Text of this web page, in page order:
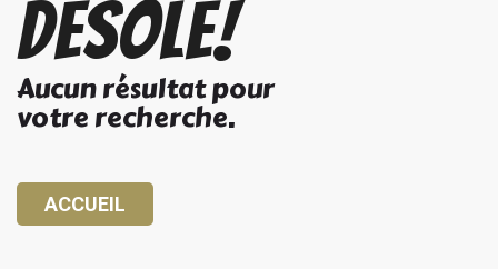
Désolé!
Aucun résultat pour
votre recherche.
ACCUEIL